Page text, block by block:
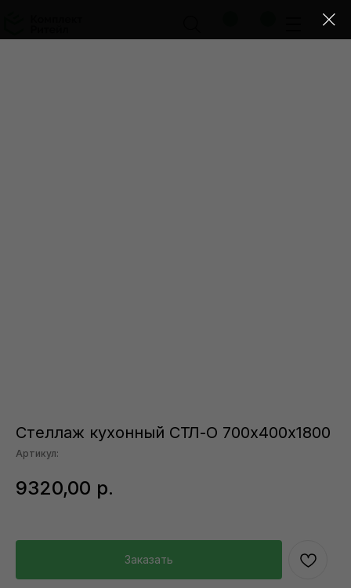
Стеллаж кухонный СТЛ-О 700х400х1800
Артикул:
9320,00 р.
Заказать